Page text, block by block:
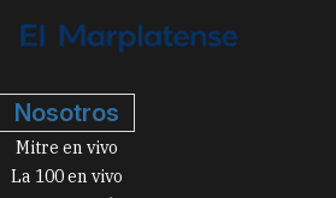
Nosotros
Mitre en vivo
La 100 en vivo